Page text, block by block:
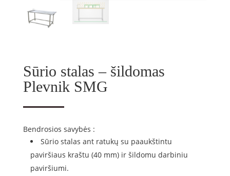
Sūrio stalas – šildomas
Plevnik SMG
Bendrosios savybės :
Sūrio stalas ant ratukų su paaukštintu
paviršiaus kraštu (40 mm) ir šildomu darbiniu
paviršiumi.